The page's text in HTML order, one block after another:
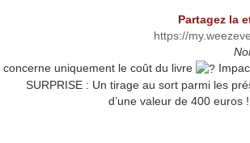
Partagez la
https://
uniquement le coût du livre
SURPRISE : Un tirage au sort parmi les
d’une valeur de 400 euros !